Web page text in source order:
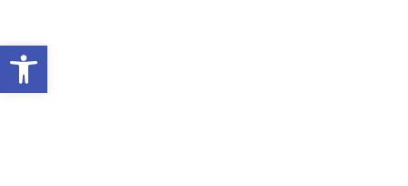
Abrir a barra de ferramentas